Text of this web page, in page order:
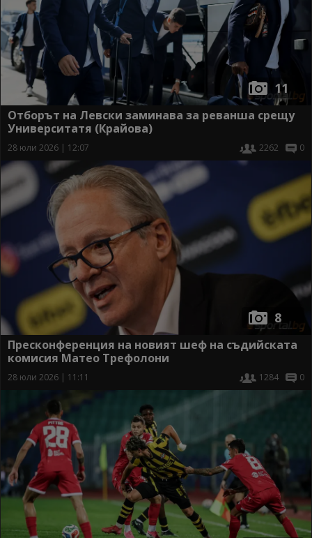
11
Отборът на Левски заминава за реванша срещу
Университатя (Крайова)
28 юли 2026 | 12:07 2262 0
8
Пресконференция на новият шеф на съдийската
комисия Матео Трефолони
28 юли 2026 | 11:11 1284 0